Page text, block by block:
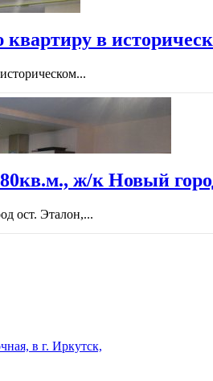
в
ж/к Новый
ост. Эталон,...
в г. Иркутск,